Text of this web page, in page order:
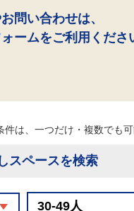
問い合わせは、
ームをご利用くださ
件は、一つだけ・複数でも
スペースを検索